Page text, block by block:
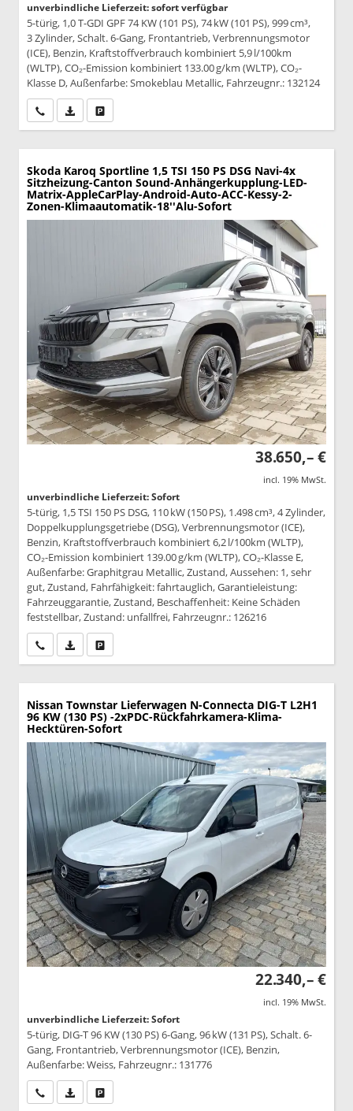
unverbindliche Lieferzeit: sofort verfügbar
5-türig, 1,0 T-GDI GPF 74 KW (101 PS), 74 kW (101 PS), 999 cm³,
3 Zylinder, Schalt. 6-Gang, Frontantrieb, Verbrennungsmotor
(ICE), Benzin, Kraftstoffverbrauch kombiniert 5,9 l/100km
(WLTP), CO₂-Emission kombiniert 133.00 g/km (WLTP), CO₂-
Klasse D, Außenfarbe: Smokeblau Metallic, Fahrzeugnr.: 132124
Wir rufen Sie anPDF-Datei, Fahrzeugexposé drucken
Skoda Karoq Sportline 1,5 TSI 150 PS DSG Navi-4x
Sitzheizung-Canton Sound-Anhängerkupplung-LED-
Matrix-AppleCarPlay-Android-Auto-ACC-Kessy-2-
Zonen-Klimaautomatik-18''Alu-Sofort
38.650,– €
incl. 19% MwSt.
unverbindliche Lieferzeit: Sofort
5-türig, 1,5 TSI 150 PS DSG, 110 kW (150 PS), 1.498 cm³, 4 Zylinder,
Doppelkupplungsgetriebe (DSG), Verbrennungsmotor (ICE),
Benzin, Kraftstoffverbrauch kombiniert 6,2 l/100km (WLTP),
CO₂-Emission kombiniert 139.00 g/km (WLTP), CO₂-Klasse E,
Außenfarbe: Graphitgrau Metallic, Zustand, Aussehen: 1, sehr
gut, Zustand, Fahrfähigkeit: fahrtauglich, Garantieleistung:
Fahrzeuggarantie, Zustand, Beschaffenheit: Keine Schäden
feststellbar, Zustand: unfallfrei, Fahrzeugnr.: 126216
Wir rufen Sie anPDF-Datei, Fahrzeugexposé drucken
Nissan Townstar Lieferwagen N-Connecta DIG-T L2H1
96 KW (130 PS) -2xPDC-Rückfahrkamera-Klima-
Hecktüren-Sofort
22.340,– €
incl. 19% MwSt.
unverbindliche Lieferzeit: Sofort
5-türig, DIG-T 96 KW (130 PS) 6-Gang, 96 kW (131 PS), Schalt. 6-
Gang, Frontantrieb, Verbrennungsmotor (ICE), Benzin,
Außenfarbe: Weiss, Fahrzeugnr.: 131776
Wir rufen Sie anPDF-Datei, Fahrzeugexposé drucken